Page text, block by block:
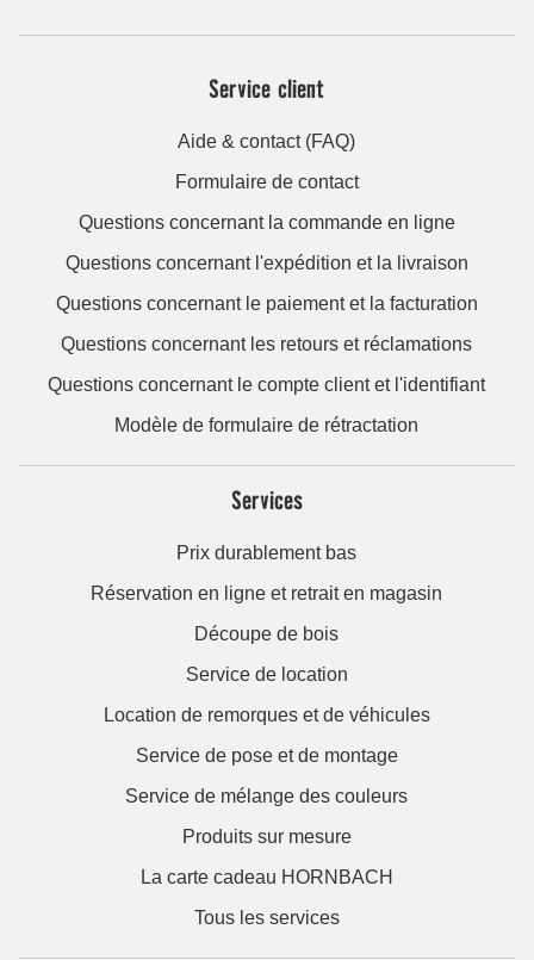
Service client
Aide & contact (FAQ)
Formulaire de contact
Questions concernant la commande en ligne
Questions concernant l'expédition et la livraison
Questions concernant le paiement et la facturation
Questions concernant les retours et réclamations
Questions concernant le compte client et l'identifiant
Modèle de formulaire de rétractation
Services
Prix durablement bas
Réservation en ligne et retrait en magasin
Découpe de bois
Service de location
Location de remorques et de véhicules
Service de pose et de montage
Service de mélange des couleurs
Produits sur mesure
La carte cadeau HORNBACH
Tous les services